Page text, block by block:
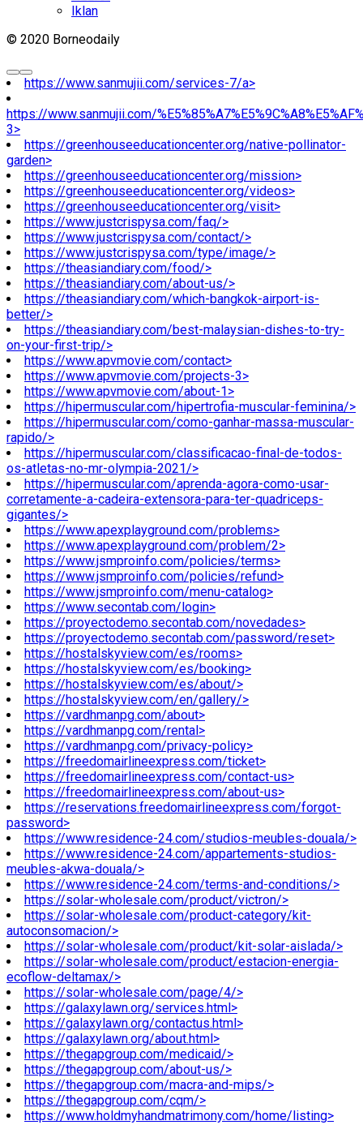
Iklan
© 2020 Borneodaily
https://www.sanmujii.com/services-7/a>
https://www.sanmujii.com/
3>
https://greenhouseeducationcenter.org/native-pollinator-
garden>
https://greenhouseeducationcenter.org/mission>
https://greenhouseeducationcenter.org/videos>
https://greenhouseeducationcenter.org/visit>
https://www.justcrispysa.com/faq/>
https://www.justcrispysa.com/contact/>
https://www.justcrispysa.com/type/image/>
https://theasiandiary.com/food/>
https://theasiandiary.com/about-us/>
https://theasiandiary.com/which-bangkok-airport-is-
better/>
https://theasiandiary.com/best-malaysian-dishes-to-try-
on-your-first-trip/>
https://www.apvmovie.com/contact>
https://www.apvmovie.com/projects-3>
https://www.apvmovie.com/about-1>
https://hipermuscular.com/hipertrofia-muscular-feminina/>
https://hipermuscular.com/como-ganhar-massa-muscular-
rapido/>
https://hipermuscular.com/classificacao-final-de-todos-
os-atletas-no-mr-olympia-2021/>
https://hipermuscular.com/aprenda-agora-como-usar-
corretamente-a-cadeira-extensora-para-ter-quadriceps-
gigantes/>
https://www.apexplayground.com/problems>
https://www.apexplayground.com/problem/2>
https://www.jsmproinfo.com/policies/terms>
https://www.jsmproinfo.com/policies/refund>
https://www.jsmproinfo.com/menu-catalog>
https://www.secontab.com/login>
https://proyectodemo.secontab.com/novedades>
https://proyectodemo.secontab.com/password/reset>
https://hostalskyview.com/es/rooms>
https://hostalskyview.com/es/booking>
https://hostalskyview.com/es/about/>
https://hostalskyview.com/en/gallery/>
https://vardhmanpg.com/about>
https://vardhmanpg.com/rental>
https://vardhmanpg.com/privacy-policy>
https://freedomairlineexpress.com/ticket>
https://freedomairlineexpress.com/contact-us>
https://freedomairlineexpress.com/about-us>
https://reservations.freedomairlineexpress.com/forgot-
password>
https://www.residence-24.com/studios-meubles-douala/>
https://www.residence-24.com/appartements-studios-
meubles-akwa-douala/>
https://www.residence-24.com/terms-and-conditions/>
https://solar-wholesale.com/product/victron/>
https://solar-wholesale.com/product-category/kit-
autoconsomacion/>
https://solar-wholesale.com/product/kit-solar-aislada/>
https://solar-wholesale.com/product/estacion-energia-
ecoflow-deltamax/>
https://solar-wholesale.com/page/4/>
https://galaxylawn.org/services.html>
https://galaxylawn.org/contactus.html>
https://galaxylawn.org/about.html>
https://thegapgroup.com/medicaid/>
https://thegapgroup.com/about-us/>
https://thegapgroup.com/macra-and-mips/>
https://thegapgroup.com/cqm/>
https://www.holdmyhandmatrimony.com/home/listing>